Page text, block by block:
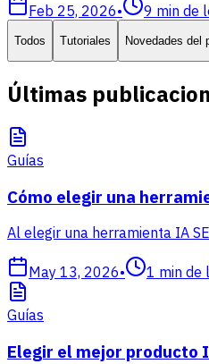
Feb 25, 2026• 9 min de
Todos Tutoriales Novedades del
Últimas
Guías
Cómo elegir una
Al elegir una herramienta IA
May 13, 2026• 1 min de
Guías
Elegir el mejor producto